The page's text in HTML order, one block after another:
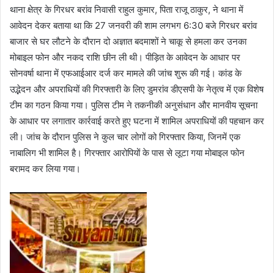
थाना क्षेत्र के गिरधर बरांव निवासी राहुल कुमार, पिता राजू ठाकुर, ने थाना में
आवेदन देकर बताया था कि 27 जनवरी की शाम लगभग 6:30 बजे गिरधर बरांव
बाजार से घर लौटने के दौरान दो अज्ञात बदमाशों ने चाकू से हमला कर उनका
मोबाइल फोन और नकद राशि छीन ली थी। पीड़ित के आवेदन के आधार पर
सोनवर्षा थाना में एफआईआर दर्ज कर मामले की जांच शुरू की गई। कांड के
उद्भेदन और अपराधियों की गिरफ्तारी के लिए डुमरांव डीएसपी के नेतृत्व में एक विशेष
टीम का गठन किया गया। पुलिस टीम ने तकनीकी अनुसंधान और मानवीय सूचना
के आधार पर लगातार कार्रवाई करते हुए घटना में शामिल अपराधियों की पहचान कर
ली। जांच के दौरान पुलिस ने कुल चार लोगों को गिरफ्तार किया, जिनमें एक
नाबालिग भी शामिल है। गिरफ्तार आरोपियों के पास से लूटा गया मोबाइल फोन
बरामद कर लिया गया।